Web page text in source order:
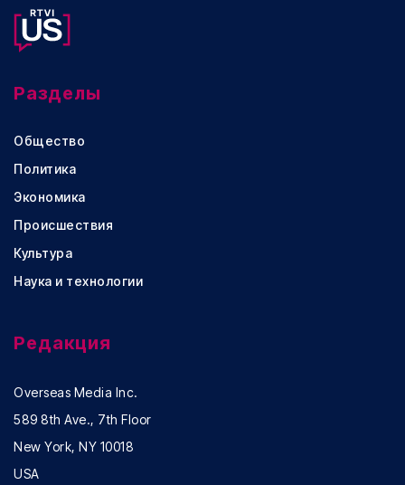
Разделы
Общество
Политика
Экономика
Происшествия
Культура
Наука и технологии
Редакция
Overseas Media Inc.
589 8th Ave., 7th Floor
New York, NY 10018
USA